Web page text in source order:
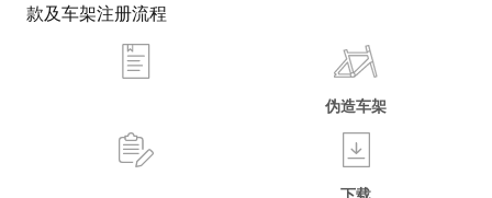
款及车架注册流程
伪造车架